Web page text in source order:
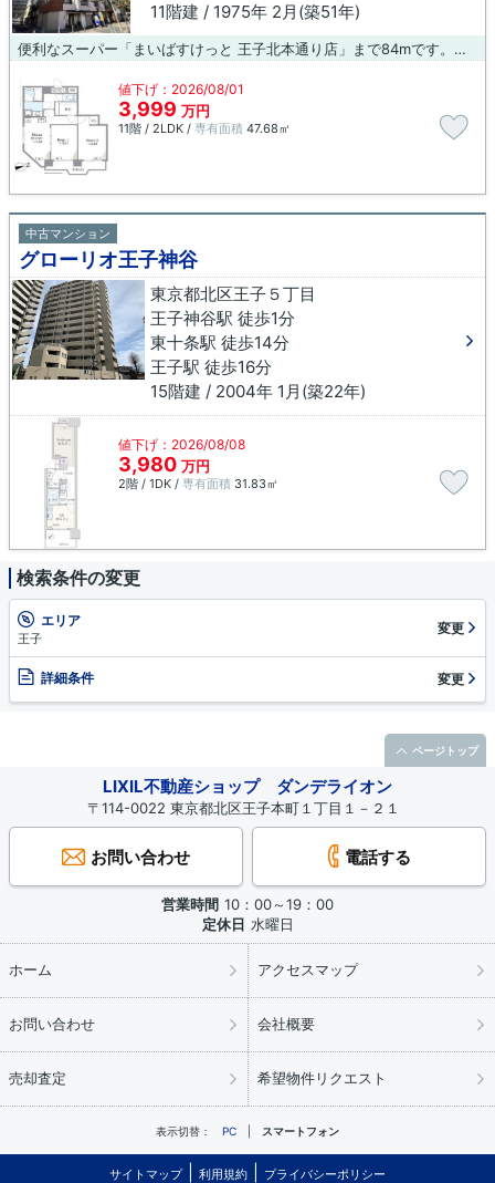
11階建 / 1975年 2月(築51年)
便利なスーパー「まいばすけっと 王子北本通り店」まで84mです。家から413mのところに北豊島二郵便局があります。周辺環境も充実の11階建ての物件。中古マンションなら、物件の購入もスムーズです。北区で不動産情報を探すなら、ダンデライオン 王子店にお任せ下さい。こだわりやご要望などがございましたら、0120-485-494にご連絡下さい。
値下げ：2026/08/01
3,999 万円
11階 / 2LDK / 専有面積 47.68㎡
中古マンション
グローリオ王子神谷
東京都北区王子５丁目
王子神谷駅 徒歩1分
東十条駅 徒歩14分
王子駅 徒歩16分
15階建 / 2004年 1月(築22年)
値下げ：2026/08/08
3,980 万円
2階 / 1DK / 専有面積 31.83㎡
検索条件の変更
エリア
王子
変更
詳細条件 変更
LIXIL不動産ショップ ダンデライオン
〒114-0022 東京都北区王子本町１丁目１－２１
お問い合わせ 電話する
営業時間 10：00～19：00
定休日 水曜日
ホーム アクセスマップ
お問い合わせ 会社概要
売却査定 希望物件リクエスト
表示切替： PC スマートフォン
サイトマップ 利用規約 プライバシーポリシー
ページトップ